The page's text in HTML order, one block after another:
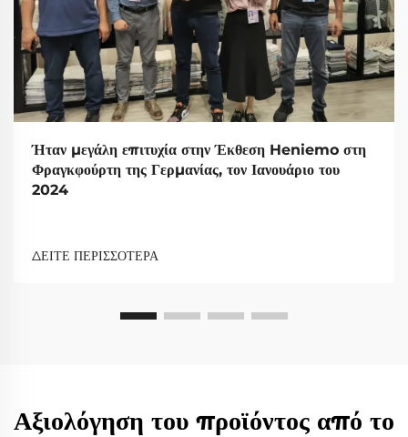
Ήταν μεγάλη επιτυχία στην Έκθεση Heniemo στη
Φραγκφούρτη της Γερμανίας, τον Ιανουάριο του
2024
ΔΕΙΤΕ ΠΕΡΙΣΣΟΤΕΡΑ
Αξιολόγηση του προϊόντος από το